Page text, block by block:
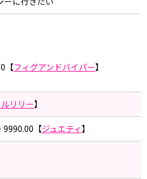
【フィグアンドバイパー】
ルリリー】
9990.00【ジュエティ】